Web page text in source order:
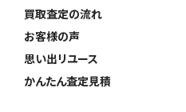
買取査定の流れ
お客様の声
思い出リユース
かんたん査定見積